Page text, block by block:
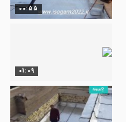
00:55
01:09